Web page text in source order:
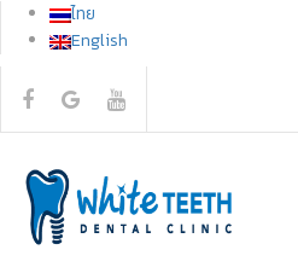
ไทย
English